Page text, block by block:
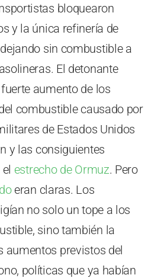
bloquearon
y la única refinería de
sin combustible a
El detonante
aumento de los
combustible causado por
de Estados Unidos
y las consiguientes
estrecho de Ormuz. Pero
eran claras. Los
no solo un tope a los
sino también la
aumentos previstos del
políticas que ya habían